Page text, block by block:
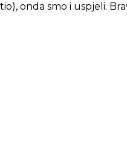
onda smo i uspjeli.